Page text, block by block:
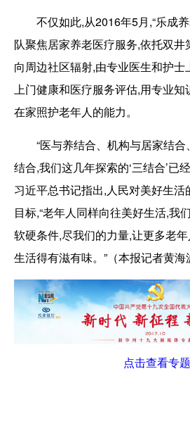
不仅如此,从2016年5月,“乐成养
队聚焦居家养老医疗服务,依托双
向周边社区辐射,由专业医生和护
上门健康和医疗服务评估,用专业
在家照护老年人的能力。
“医与养结合、机构与居家结合
结合,我们这几年探索的‘三结合’已
习近平总书记指出,人民对美好生
目标,“老年人同样向往美好生活,我
软硬条件,尽我们的力量,让更多老
生活得有滋有味。”（本报记者黄海
点击查看专题